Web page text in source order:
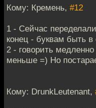
Кому: Кремень, #12
1 - Сейчас
конец - буквам быть
2 - говорить
меньше =) Но
Кому: DrunkLeutenant,